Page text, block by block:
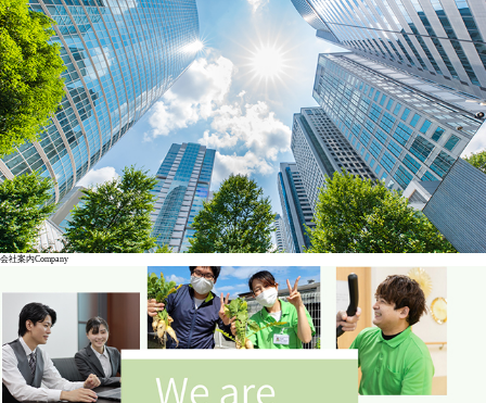
会社案内Company